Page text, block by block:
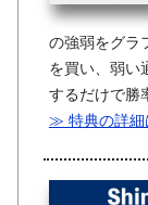
の強弱をグラ
を買い、弱い
するだけで勝
≫ 特典の詳細